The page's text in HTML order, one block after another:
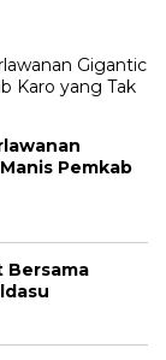
Pemkab
Bersama